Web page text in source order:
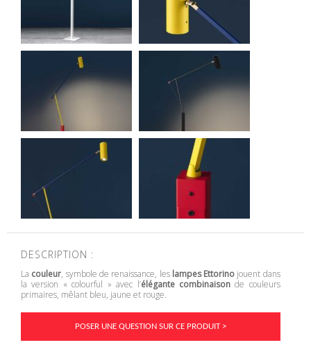
DESCRIPTION :
La couleur, symbole de renaissance, les lampes Ettorino jouent dans
la version « colourful » avec l’élégante combinaisonde couleurs
primaires, mêlant bleu, jaune et rouge.
POSER UNE QUESTION SUR CE PRODUIT >